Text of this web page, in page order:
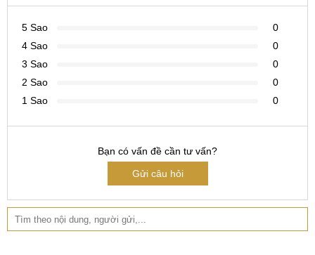
4.1 Vì sao nên thay vỏ điện thoại tại Mobilecity?
Nẵng, TP.Hồ Chí Minh cùng đội ngũ nhân viên lành nghề,
được đào tạo chuyên sâu luôn đưa ra những thông tin có
giá trị để khách hàng lựa chọn được những sản phẩm tốt
Mobilecity bạn luôn được những đặc quyền như sau:
- Trang thiết bị cao cấp, hiện đại hàng đầu hiện nay.
- Thay vỏ Samsung Galaxy M10 với giá rẻ nhất tại Hà Nội,
Đà Nẵng, TP.Hồ Chí Minh.
5 Sao
0
4 Sao
0
3 Sao
0
2 Sao
0
1 Sao
0
Bạn có vấn đề cần tư vấn?
Gửi câu hỏi